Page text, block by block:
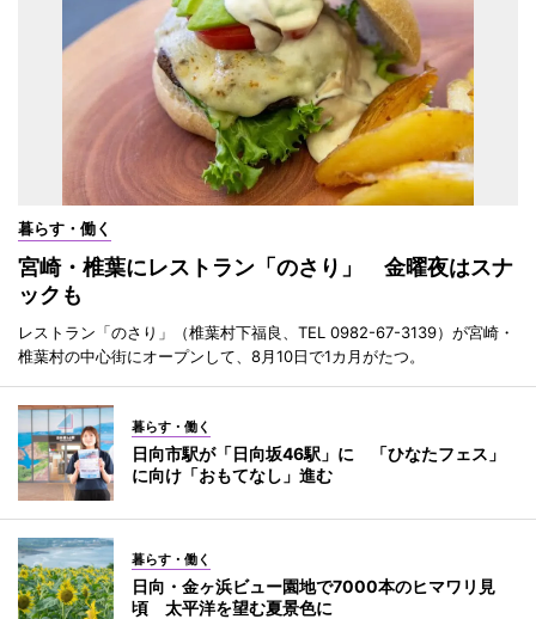
暮らす・働く
宮崎・椎葉にレストラン「のさり」 金曜夜はスナ
ックも
レストラン「のさり」（椎葉村下福良、TEL 0982-67-3139）が宮崎・
椎葉村の中心街にオープンして、8月10日で1カ月がたつ。
暮らす・働く
日向市駅が「日向坂46駅」に 「ひなたフェス」
に向け「おもてなし」進む
暮らす・働く
日向・金ヶ浜ビュー園地で7000本のヒマワリ見
頃 太平洋を望む夏景色に